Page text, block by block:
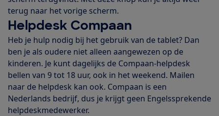
terug naar het vorige scherm.
Helpdesk Compaan
Heb je hulp nodig bij het gebruik van de tablet? Dan
ben je als oudere niet alleen aangewezen op de
kinderen. Je kunt dagelijks de Compaan-helpdesk
bellen van 9 tot 18 uur, ook in het weekend. Mailen
naar de helpdesk kan ook. Compaan is een
Nederlands bedrijf, dus je krijgt geen Engelssprekende
helpdeskmedewerker.